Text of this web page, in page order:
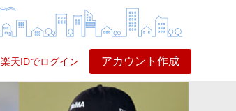
楽天IDでログイン アカウント作成